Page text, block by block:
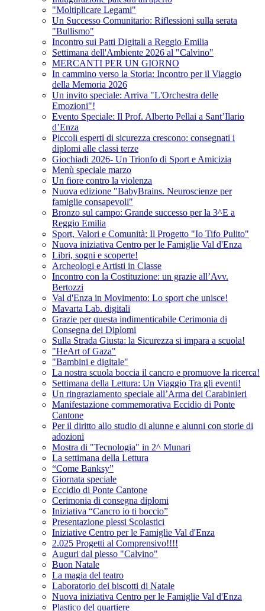
"Moltiplicare Legami"
Un Successo Comunitario: Riflessioni sulla serata
"Bullismo"
Incontro sui Patti Digitali a Reggio Emilia
Settimana dell'Ambiente 2026 al "Calvino"
MERCANTI PER UN GIORNO
In cammino verso la Storia: Incontro per il Viaggio
della Memoria 2026
Un invito speciale: Arriva "L'Orchestra delle
Emozioni"!
Evento Speciale: Il Prof. Alberto Pellai a Sant’Ilario
d’Enza
Piccoli esperti di sicurezza crescono: consegnati i
diplomi alle classi terze
Giochiadi 2026- Un Trionfo di Sport e Amicizia
Menù speciale marzo
Un fiore contro la violenza
Nuova edizione "BabyBrains. Neuroscienze per
famiglie consapevoli"
Bronzo sul campo: Grande successo per la 3^E a
Reggio Emilia
Sport, Valori e Comunità: Il Progetto "Io Tifo Pulito"
Nuova iniziativa Centro per le Famiglie Val d'Enza
Libri, sogni e scoperte!
Archeologi e Artisti in Classe
Incontro con la Costituzione: un grazie all’Avv.
Bertozzi
Val d'Enza in Movimento: Lo sport che unisce!
Mavarta Lab. digitali
Grazie per questa indimenticabile Cerimonia di
Consegna dei Diplomi
Sulla Strada Giusta: la Sicurezza si impara a scuola!
"HeArt of Gaza"
"Bambini e digitale"
La nostra scuola boccia il cancro e promuove la ricerca!
Settimana della Lettura: Un Viaggio Tra gli eventi!
Un ringraziamento speciale all’Arma dei Carabinieri
Manifestazione commemorativa Eccidio di Ponte
Cantone
Per il diritto allo studio di alunne e alunni con storie di
adozioni
Mostra di "Tecnologia" in 2^ Munari
La settimana della Lettura
“Come Banksy”
Giornata speciale
Eccidio di Ponte Cantone
Cerimonia di consegna diplomi
Iniziativa “Cancro io ti boccio”
Presentazione plessi Scolastici
Iniziative Centro per le Famiglie Val d'Enza
2.025 Progetti al Comprensivo!!!!
Auguri dal plesso "Calvino"
Buon Natale
La magia del teatro
Laboratorio dei biscotti di Natale
Nuova iniziativa Centro per le Famiglie Val d'Enza
Plastico del quartiere